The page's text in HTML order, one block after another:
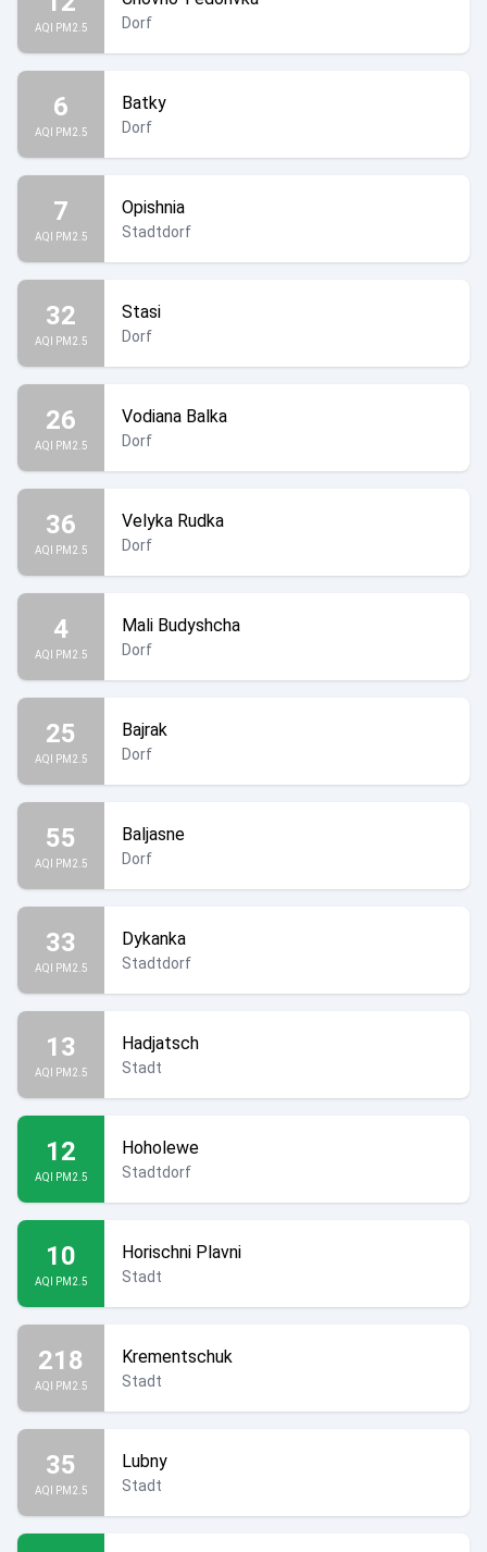
AQI PM2.5 Dorf
6
AQI PM2.5
Batky
Dorf
7
AQI PM2.5
Opishnia
Stadtdorf
32
AQI PM2.5
Stasi
Dorf
26
AQI PM2.5
Vodiana Balka
Dorf
36
AQI PM2.5
Velyka Rudka
Dorf
4
AQI PM2.5
Mali Budyshcha
Dorf
25
AQI PM2.5
Bajrak
Dorf
55
AQI PM2.5
Baljasne
Dorf
33
AQI PM2.5
Dykanka
Stadtdorf
13
AQI PM2.5
Hadjatsch
Stadt
12
AQI PM2.5
Hoholewe
Stadtdorf
10
AQI PM2.5
Horischni Plavni
Stadt
218
AQI PM2.5
Krementschuk
Stadt
35
AQI PM2.5
Lubny
Stadt